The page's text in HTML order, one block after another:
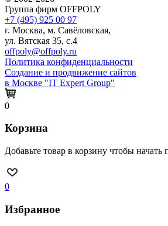
Группа фирм OFFPOLY
+7 (495) 925 00 97
г. Москва, м. Савёловская,
ул. Вятская 35, с.4
offpoly@offpoly.ru
Политика конфиденциальности
Создание и продвижение сайтов
в Москве "IT Expert Group"
0
Корзина
Добавьте товар в корзину чтобы начать
0
Избранное